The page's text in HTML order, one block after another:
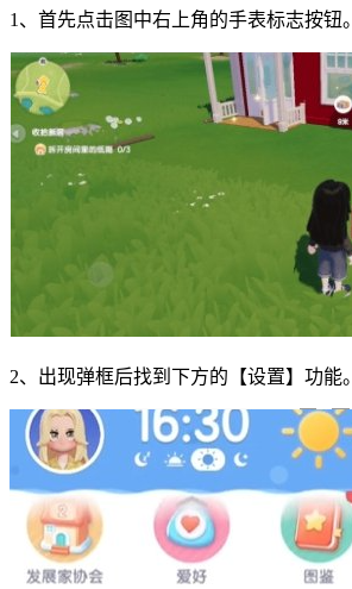
1、首先点击图中右上角的手表标志按钮。
2、出现弹框后找到下方的【设置】功能。